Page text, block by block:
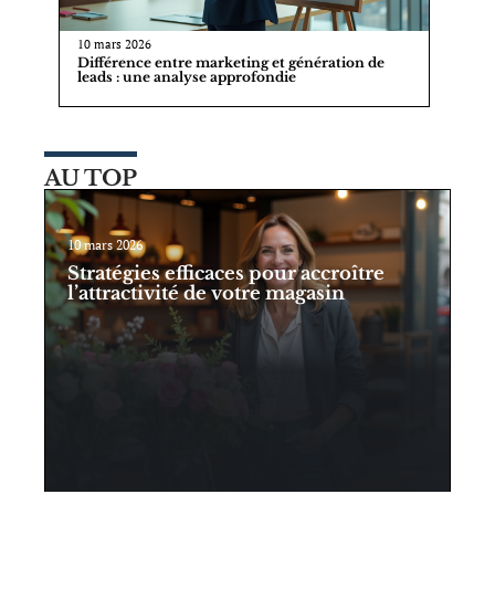
10 mars 2026
Différence entre marketing et génération de
leads : une analyse approfondie
AU TOP
10 mars 2026
Stratégies efficaces pour accroître
l’attractivité de votre magasin